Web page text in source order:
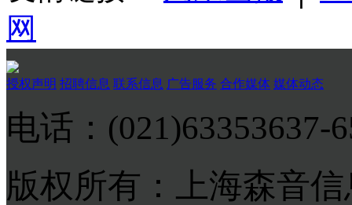
网
授权声明 招聘信息 联系信息 广告服务 合作媒体 媒体动态
电话：(021)63353637-
版权所有：上海森音